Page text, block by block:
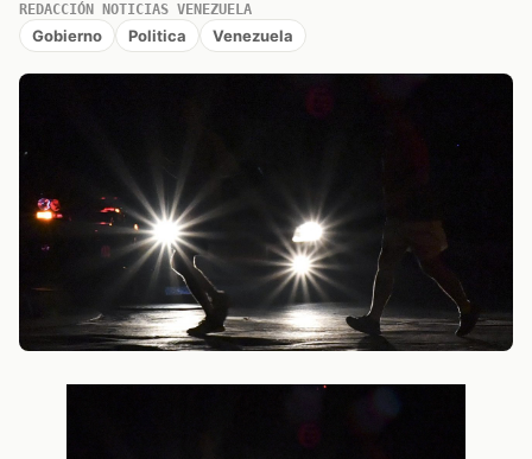
REDACCIÓN NOTICIAS VENEZUELA
Gobierno Politica Venezuela